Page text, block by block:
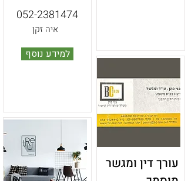
עורך דין ומגשר
052-2381474
איה זקן
למידע נוסף